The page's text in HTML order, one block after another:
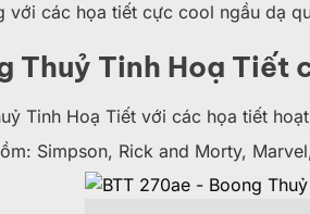
với các họa tiết cực cool ngầu dạ
Thuỷ Tinh Hoạ Tiết
Tinh Hoạ Tiết với các họa tiết
Simpson, Rick and Morty,